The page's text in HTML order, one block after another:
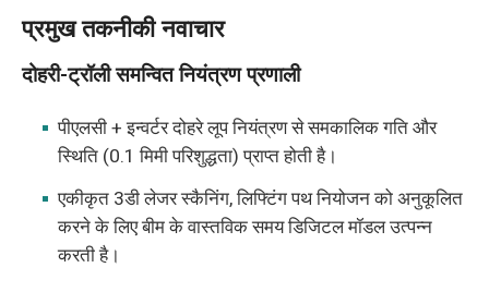
प्रमुख तकनीकी नवाचार
दोहरी-ट्रॉली समन्वित नियंत्रण प्रणाली
पीएलसी + इन्वर्टर दोहरे लूप नियंत्रण से समकालिक गति और
स्थिति (0.1 मिमी परिशुद्धता) प्राप्त होती है।
एकीकृत 3डी लेजर स्कैनिंग, लिफ्टिंग पथ नियोजन को अनुकूलित
करने के लिए बीम के वास्तविक समय डिजिटल मॉडल उत्पन्न
करती है।